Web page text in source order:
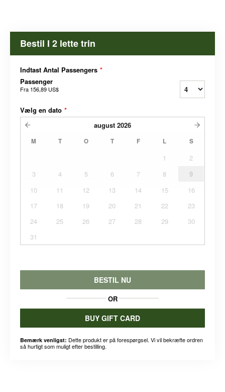
Bestil I 2 lette trin
Indtast Antal Passengers *
Passenger
Fra 156,89 US$
Vælg en dato *
august 2026
M T O T F L S
1
2
3
4 5 6 7 8
9
10
11 12 13 14 15
16
17
18 19 20 21 22
23
24
25 26 27 28 29
30
31
BESTIL NU
OR
BUY GIFT CARD
Bemærk venligst: Dette produkt er på forespørgsel. Vi vil bekræfte ordren
så hurtigt som muligt efter bestilling.